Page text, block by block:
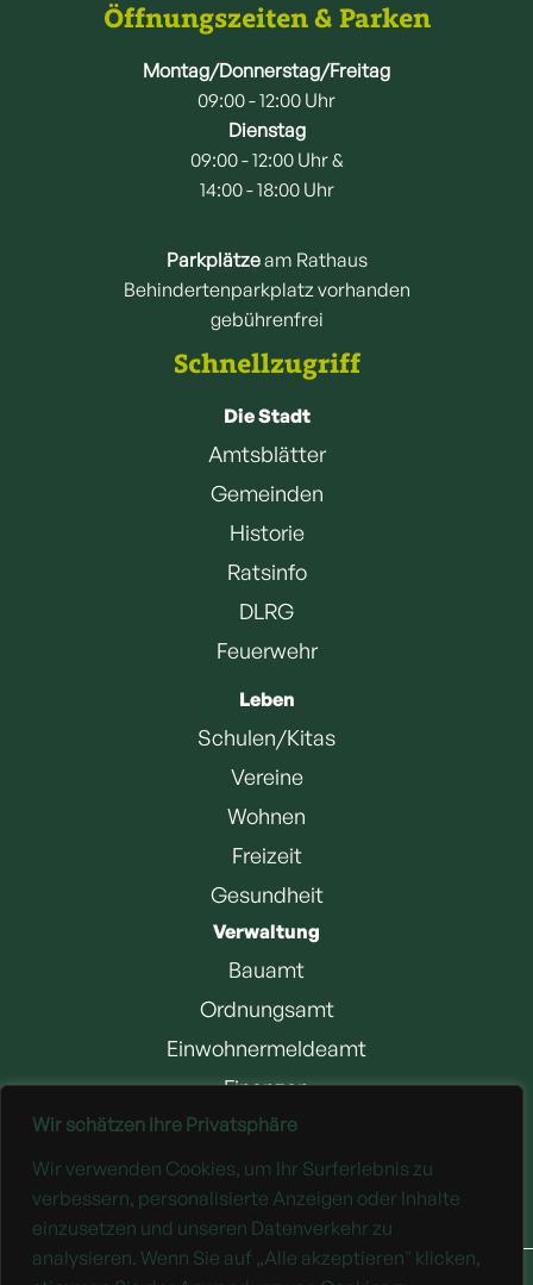
Wir schätzen Ihre Privatsphäre
Wir verwenden Cookies, um Ihr Surferlebnis zu
verbessern, personalisierte Anzeigen oder Inhalte
einzusetzen und unseren Datenverkehr zu
analysieren. Wenn Sie auf „Alle akzeptieren" klicken,
Öffnungszeiten & Parken
Montag/Donnerstag/Freitag
09:00 - 12:00 Uhr
Dienstag
09:00 - 12:00 Uhr &
14:00 - 18:00 Uhr
Parkplätzeam Rathaus
Behindertenparkplatz vorhanden
gebührenfrei
Schnellzugriff
Die Stadt
Amtsblätter
Gemeinden
Historie
Ratsinfo
DLRG
Feuerwehr
Leben
Schulen/Kitas
Vereine
Wohnen
Freizeit
Gesundheit
Verwaltung
Bauamt
Ordnungsamt
Einwohnermeldeamt
Finanzen
Jobangebote
Downloads